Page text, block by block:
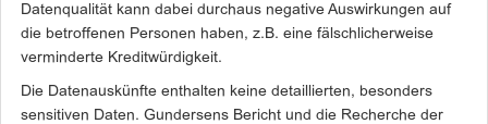
Datenqualität kann dabei durchaus negative Auswirkungen auf
die betroffenen Personen haben, z.B. eine fälschlicherweise
verminderte Kreditwürdigkeit.
Die Datenauskünfte enthalten keine detaillierten, besonders
sensitiven Daten. Gundersens Bericht und die Recherche der